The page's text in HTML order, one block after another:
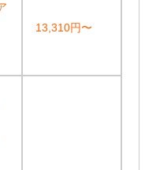
13,310円〜